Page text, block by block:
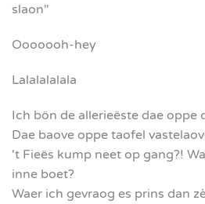
slaon"
Ooooooh-hey
Lalalalalala
Ich bön de allerieëste dae oppe
Dae baove oppe taofel
't Fieës kump neet op gang?!
inne boet?
Waer ich gevraog es prins dan